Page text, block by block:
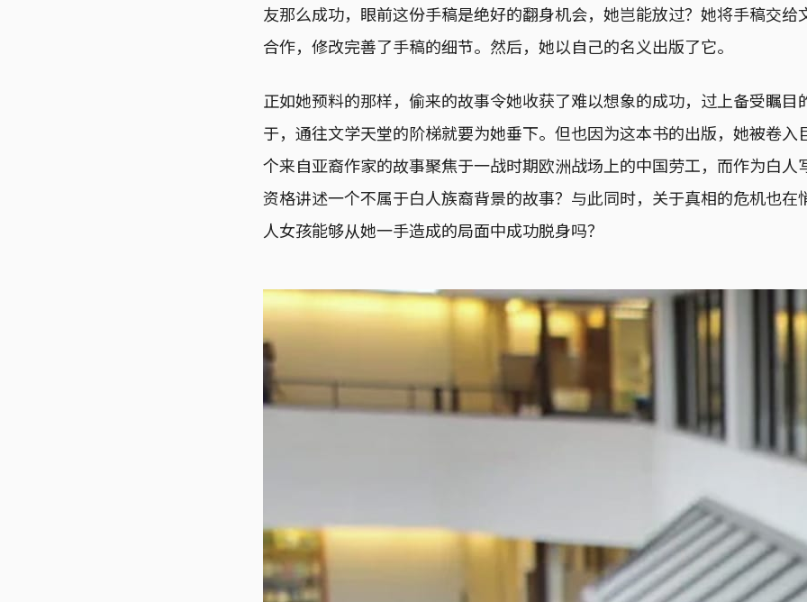
友那么成功，眼前这份手稿是绝好的翻身机会，她岂能放过？她将手稿交给
合作，修改完善了手稿的细节。然后，她以自己的名义出版了它。
正如她预料的那样，偷来的故事令她收获了难以想象的成功，过上备受瞩目
于，通往文学天堂的阶梯就要为她垂下。但也因为这本书的出版，她被卷入
个来自亚裔作家的故事聚焦于一战时期欧洲战场上的中国劳工，而作为白人
资格讲述一个不属于白人族裔背景的故事？与此同时，关于真相的危机也
人女孩能够从她一手造成的局面中成功脱身吗？